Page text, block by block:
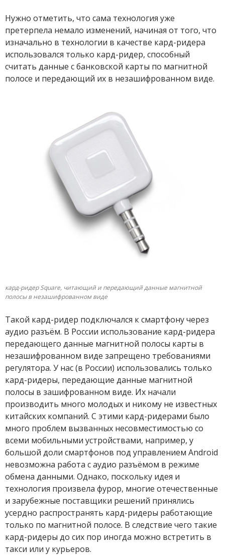
Нужно отметить, что сама технология уже
претерпела немало изменений, начиная от того, что
изначально в технологии в качестве кард-ридера
использовался только кард-ридер, способный
считать данные с банковской карты по магнитной
полосе и передающий их в незашифрованном виде.
кард-ридер Square, читающий и передающий данные магнитной
полосы в незашифрованном виде
Такой кард-ридер подключался к смартфону через
аудио разъём. В России использование кард-ридера
передающего данные магнитной полосы карты в
незашифрованном виде запрещено требованиями
регулятора. У нас (в России) использовались только
кард-ридеры, передающие данные магнитной
полосы в зашифрованном виде. Их начали
производить много молодых и никому не известных
китайских компаний. С этими кард-ридерами было
много проблем вызванных несовместимостью со
всеми мобильными устройствами, например, у
большой доли смартфонов под управлением Android
невозможна работа с аудио разъёмом в режиме
обмена данными. Однако, поскольку идея и
технология произвела фурор, многие отечественные
и зарубежные поставщики решений принялись
усердно распространять кард-ридеры работающие
только по магнитной полосе. В следствие чего такие
кард-ридеры до сих пор иногда можно встретить в
такси или у курьеров.